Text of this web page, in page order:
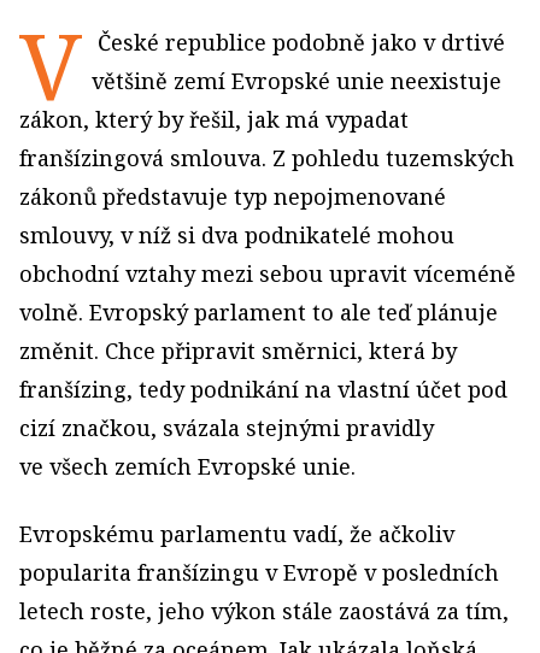
V České republice podobně jako v drtivé
většině zemí Evropské unie neexistuje
zákon, který by řešil, jak má vypadat
franšízingová smlouva. Z pohledu tuzemských
zákonů představuje typ nepojmenované
smlouvy, v níž si dva podnikatelé mohou
obchodní vztahy mezi sebou upravit víceméně
volně. Evropský parlament to ale teď plánuje
změnit. Chce připravit směrnici, která by
franšízing, tedy podnikání na vlastní účet pod
cizí značkou, svázala stejnými pravidly
ve všech zemích Evropské unie.
Evropskému parlamentu vadí, že ačkoliv
popularita franšízingu v Evropě v posledních
letech roste, jeho výkon stále zaostává za tím,